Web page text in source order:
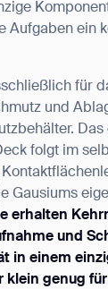
Aufgaben ein
für
und
folgt im
Gausiums
erhalten
und
in einem
klein genug